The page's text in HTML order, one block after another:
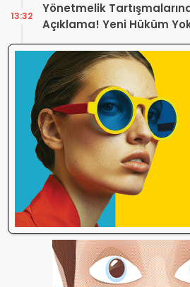
Yönetmelik
Açıklama! Yeni Hüküm
Düzenleme Var
13:32
Danıştay’dan TOGB’ye
Atilla Karip’in Açtığı
Durdurma Kararı
Bir günde 150 bin kişi
neden konuşuyor?
13:16
Sosyal Medya Bu Soruyu
Sağlığında Çifte Standart
TİTCK Bu Kampanyalara
Sağlık ürününde ‘Set
12:16